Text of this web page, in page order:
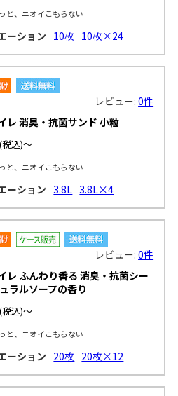
と、ニオイこもらない
ーション 10枚 10枚×24
レビュー:0件
レ 消臭・抗菌サンド 小粒
(税込)～
と、ニオイこもらない
ーション 3.8L 3.8L×4
レビュー:0件
レ ふんわり香る 消臭・抗菌シー
ラルソープの香り
(税込)～
と、ニオイこもらない
ーション 20枚 20枚×12